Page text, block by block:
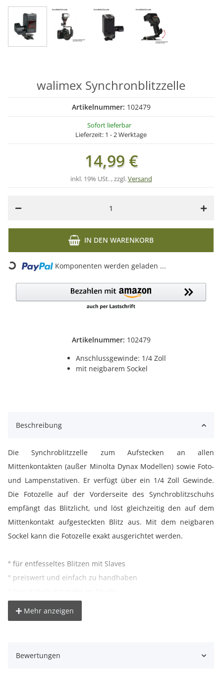
Artikelnummer: 102479
Anschlussgewinde: 1/4 Zoll
mit neigbarem Sockel
walimex Synchronblitzzelle
Artikelnummer: 102479
Sofort lieferbar
Lieferzeit: 1 - 2 Werktage
14,99 €
inkl. 19% USt. , zzgl.Versand
IN DEN WARENKORB
Loading... Komponenten werden geladen ...
Beschreibung
Die Synchroblitzzelle zum Aufstecken an allen
Mittenkontakten (außer Minolta Dynax Modellen) sowie Foto-
und Lampenstativen. Er verfügt über ein 1/4 Zoll Gewinde.
Die Fotozelle auf der Vorderseite des Synchroblitzschuhs
empfängt das Blitzlicht, und löst gleichzeitig den auf dem
Mittenkontakt aufgesteckten Blitz aus. Mit dem neigbaren
Sockel kann die Fotozelle exakt ausgerichtet werden.
° für entfesseltes Blitzen mit Slaves
° preiswert und einfach zu handhaben
° für Blitzschuh geeignet
° zu- und abschaltbar
Mehr anzeigen
Bewertungen